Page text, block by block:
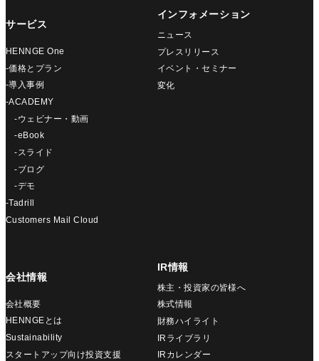
サービス
HENNGE One
-価格とプラン
-導入事例
-ACADEMY
-ウェビナー・動画
-eBook
-スライド
-ブログ
-デモ
-Tadrill
Customers Mail Cloud
インフォメーション
ニュース
プレスリリース
イベント・セミナー
変化
会社情報
会社概要
HENNGEとは
Sustainability
スタートアップ向け投資支援
IR情報
株主・投資家の皆様へ
株式情報
財務ハイライト
IRライブラリ
IRカレンダー